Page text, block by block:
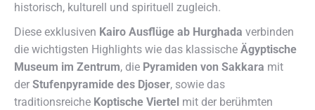
historisch, kulturell und spirituell zugleich.
Diese exklusiven Kairo Ausflüge ab Hurghada verbinden
die wichtigsten Highlights wie das klassische Ägyptische
Museum im Zentrum, die Pyramiden von Sakkara mit
der Stufenpyramide des Djoser, sowie das
traditionsreiche Koptische Viertel mit der berühmten